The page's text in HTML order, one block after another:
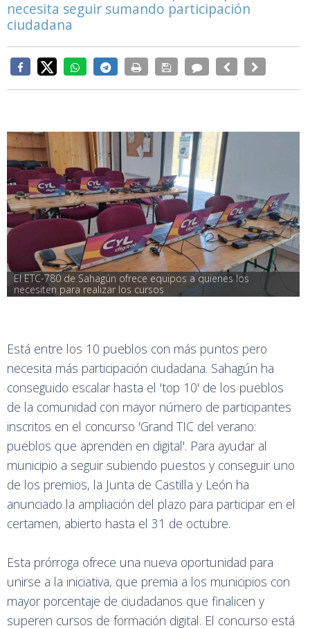
necesita seguir sumando participación
ciudadana
El ETC-780 de Sahagún ofrece equipos a quienes los
necesiten para realizar los cursos
Está entre los 10 pueblos con más puntos pero
necesita más participación ciudadana. Sahagún ha
conseguido escalar hasta el 'top 10' de los pueblos
de la comunidad con mayor número de participantes
inscritos en el concurso 'Grand TIC del verano:
pueblos que aprenden en digital'. Para ayudar al
municipio a seguir subiendo puestos y conseguir uno
de los premios, la Junta de Castilla y León ha
anunciado la ampliación del plazo para participar en el
certamen, abierto hasta el 31 de octubre.
Esta prórroga ofrece una nueva oportunidad para
unirse a la iniciativa, que premia a los municipios con
mayor porcentaje de ciudadanos que finalicen y
superen cursos de formación digital. El concurso está